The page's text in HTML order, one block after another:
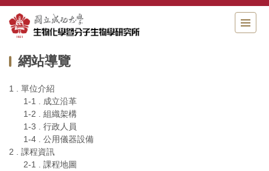
跳
到
主
內
區
網站導覽
1 . 單位介紹
1-1 . 成立沿革
1-2 . 組織架構
1-3 . 行政人員
1-4 . 公用儀器設備
2 . 課程資訊
2-1 . 課程地圖